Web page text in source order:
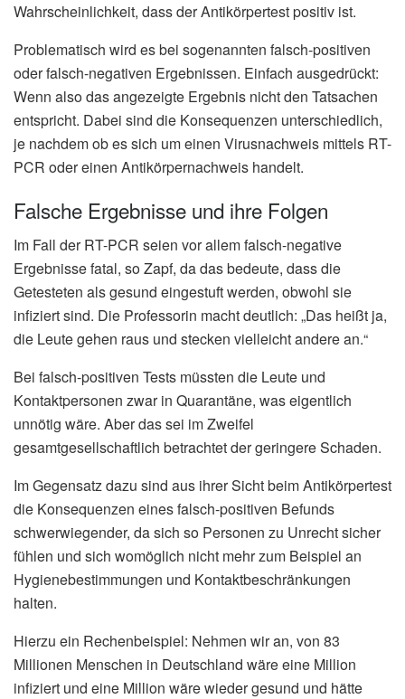
Wahrscheinlichkeit, dass der Antikörpertest positiv ist.
Problematisch wird es bei sogenannten falsch-positiven
oder falsch-negativen Ergebnissen. Einfach ausgedrückt:
Wenn also das angezeigte Ergebnis nicht den Tatsachen
entspricht. Dabei sind die Konsequenzen unterschiedlich,
je nachdem ob es sich um einen Virusnachweis mittels RT-
PCR oder einen Antikörpernachweis handelt.
Falsche Ergebnisse und ihre Folgen
Im Fall der RT-PCR seien vor allem falsch-negative
Ergebnisse fatal, so Zapf, da das bedeute, dass die
Getesteten als gesund eingestuft werden, obwohl sie
infiziert sind. Die Professorin macht deutlich: „Das heißt ja,
die Leute gehen raus und stecken vielleicht andere an.“
Bei falsch-positiven Tests müssten die Leute und
Kontaktpersonen zwar in Quarantäne, was eigentlich
unnötig wäre. Aber das sei im Zweifel
gesamtgesellschaftlich betrachtet der geringere Schaden.
Im Gegensatz dazu sind aus ihrer Sicht beim Antikörpertest
die Konsequenzen eines falsch-positiven Befunds
schwerwiegender, da sich so Personen zu Unrecht sicher
fühlen und sich womöglich nicht mehr zum Beispiel an
Hygienebestimmungen und Kontaktbeschränkungen
halten.
Hierzu ein Rechenbeispiel: Nehmen wir an, von 83
Millionen Menschen in Deutschland wäre eine Million
infiziert und eine Million wäre wieder gesund und hätte